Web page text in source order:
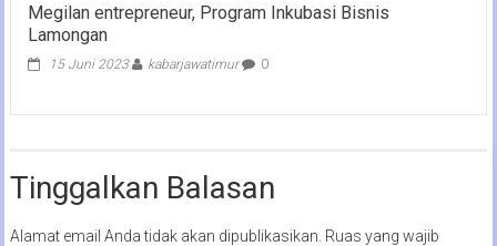
Megilan entrepreneur, Program Inkubasi Bisnis
Lamongan
15 Juni 2023 kabarjawatimur 0
Tinggalkan Balasan
Alamat email Anda tidak akan dipublikasikan. Ruas yang wajib